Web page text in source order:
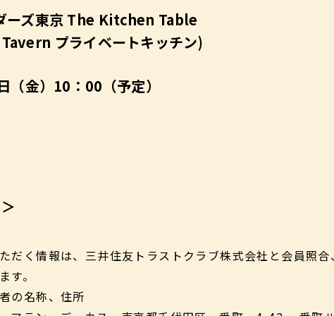
ーズ東京 The Kitchen Table
プライベートキッチン)
（金）10：00（予定）
だく情報は、三井住友トラストクラブ株式会社と会員照合
す。
の名称、住所